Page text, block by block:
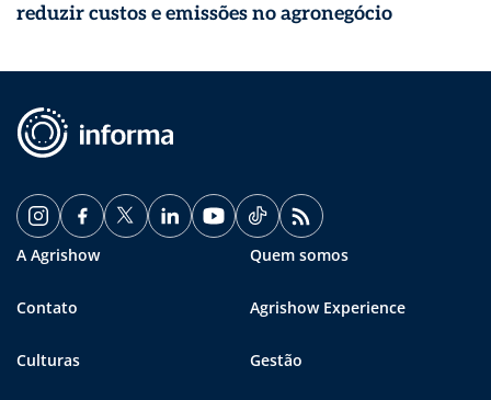
reduzir custos e emissões no agronegócio
A Agrishow Quem somos
Contato Agrishow Experience
Culturas Gestão